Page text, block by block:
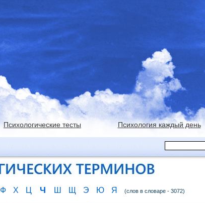
Психологические тесты Психология каждый день
Ф Х Ц Ч Ш Щ Э Ю Я (слов в словаре - 3072)